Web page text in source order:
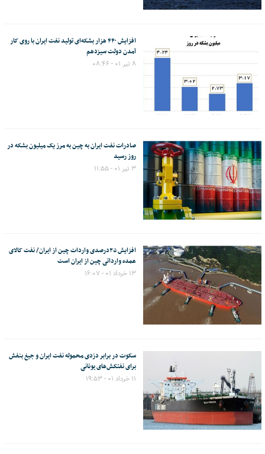
افزایش ۴۴۰ هزار بشکه‌ای تولید نفت ایران با روی کار
آمدن دولت سیزدهم
۸ تیر ۰۱ - ۰۸:۴۶
صادرات نفت ایران به چین به مرز یک میلیون بشکه در
روز رسید
۳ تیر ۰۱ - ۱۱:۵۵
افزایش ۲۵درصدی واردات چین از ایران/ نفت کالای
عمده وارداتی چین از ایران است
۱۳ خرداد ۰۱ - ۱۶:۰۷
سکوت در برابر دزدی محموله نفت ایران و جیغ بنفش
برای نفتکش‌های یونانی
۱۱ خرداد ۰۱ - ۱۹:۵۳